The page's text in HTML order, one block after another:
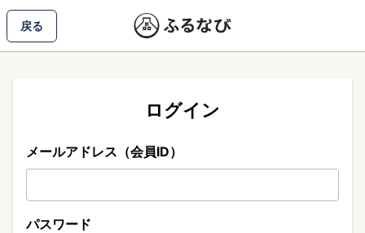
戻る
ログイン
メールアドレス（会員ID）
パスワード